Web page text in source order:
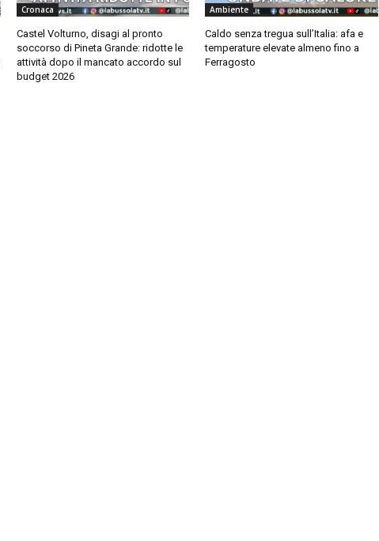
Cronaca
Castel Volturno, disagi al pronto
soccorso di Pineta Grande: ridotte le
attività dopo il mancato accordo sul
budget 2026
Ambiente
Caldo senza tregua sull’Italia: afa e
temperature elevate almeno fino a
Ferragosto